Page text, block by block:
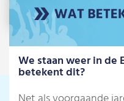
We staan weer in de
betekent dit?